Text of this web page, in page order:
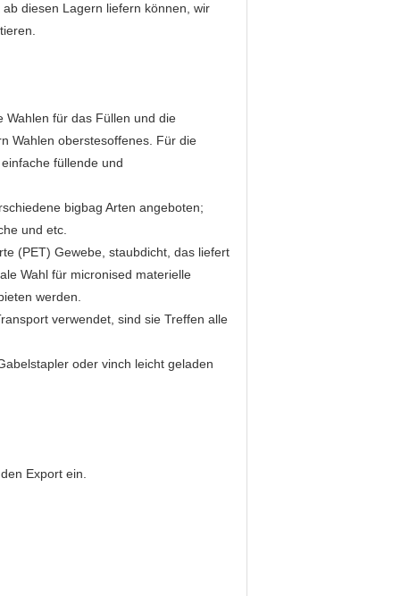
diesen Lagern liefern können, wir
Wahlen für das Füllen und die
Wahlen oberstesoffenes. Für die
füllende und
bigbag Arten angeboten;
und etc.
(PET) Gewebe, staubdicht, das liefert
Wahl für micronised materielle
werden.
verwendet, sind sie Treffen alle
oder vinch leicht geladen
Export ein.